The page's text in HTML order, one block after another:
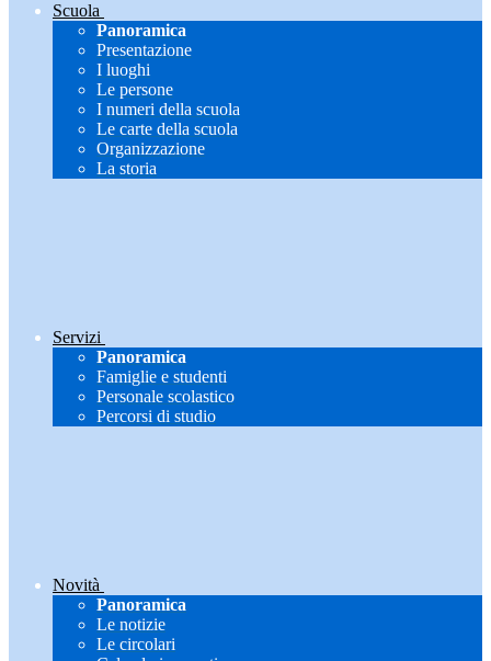
Scuola
Panoramica
Presentazione
I luoghi
Le persone
I numeri della scuola
Le carte della scuola
Organizzazione
La storia
Servizi
Panoramica
Famiglie e studenti
Personale scolastico
Percorsi di studio
Novità
Panoramica
Le notizie
Le circolari